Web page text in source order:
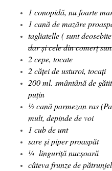
1 conopidă, nu foarte
1 cană de mazăre
tagliatelle ( sunt
dar și cele din comerț
2 cepe, tocate
2 căței de usturoi, tocați
200 ml. smântână de
puțin
½ cană parmezan ras
mult, depinde de voi
1 cub de unt
sare și piper proaspăt
¼ linguriță nucșoară
câteva frunze de pătrunjel